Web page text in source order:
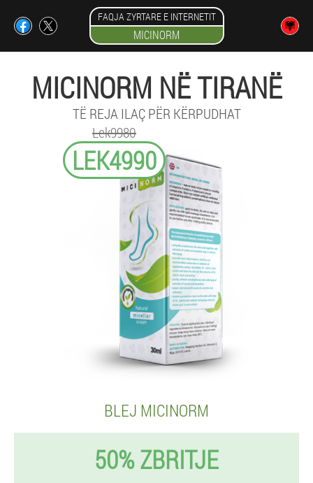
FAQJA ZYRTARE E INTERNETIT
MICINORM
MICINORM NË TIRANË
TË REJA ILAÇ PËR KËRPUDHAT
Lek9980
LEK4990
BLEJ MICINORM
50% ZBRITJE